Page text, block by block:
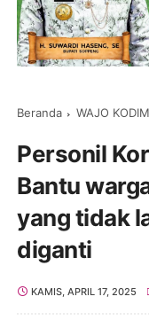
Beranda WAJO KODIM
Personil
Bantu
yang tidak
diganti
KAMIS, APRIL 17, 2025